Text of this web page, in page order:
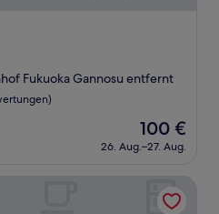
Fukuoka Gannosu entfernt
Der
Preis
beträgt
100 €
26. Aug.–27. Aug.